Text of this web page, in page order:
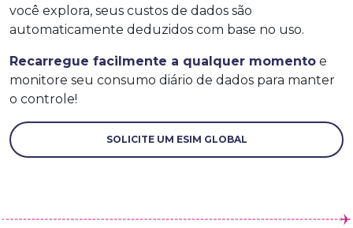
você explora, seus custos de dados são
automaticamente deduzidos com base no uso.
Recarregue facilmente a qualquer momento e
monitore seu consumo diário de dados para manter
o controle!
SOLICITE UM ESIM GLOBAL